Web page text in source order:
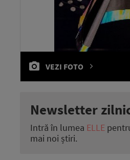
VEZI FOTO
Newsletter
Intră în lumea ELLE
mai noi știri.